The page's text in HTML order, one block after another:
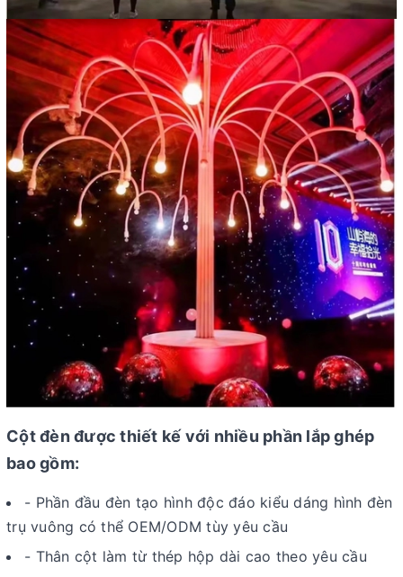
Cột đèn được thiết kế với nhiều phần lắp ghép
bao gồm:
- Phần đầu đèn tạo hình độc đáo kiểu dáng hình đèn
trụ vuông có thể OEM/ODM tùy yêu cầu
- Thân cột làm từ thép hộp dài cao theo yêu cầu